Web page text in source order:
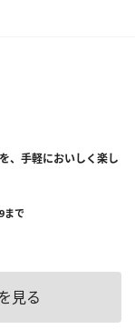
、手軽においしく楽し
まで
見る